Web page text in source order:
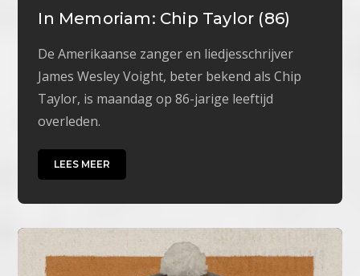
In Memoriam: Chip Taylor (86)
De Amerikaanse zanger en liedjesschrijver
James Wesley Voight, beter bekend als Chip
Taylor, is maandag op 86-jarige leeftijd
overleden.
LEES MEER